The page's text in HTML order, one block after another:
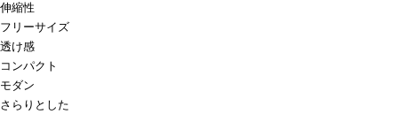
伸縮性
フリーサイズ
透け感
コンパクト
モダン
さらりとした